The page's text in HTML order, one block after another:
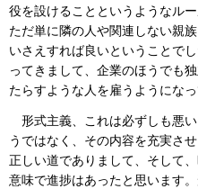
役を設けることというようなル
ただ単に隣の人や関連しない親
いさえすれば良いということで
ってきまして、企業のほうでも
たらすような人を雇うようになっ
形式主義、これは必ずしも悪
うではなく、その内容を充実さ
正しい道でありまして、そして
意味で進捗はあったと思います